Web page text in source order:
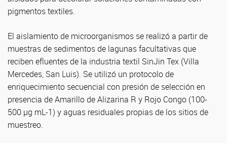
pigmentos textiles.
El aislamiento de microorganismos se realizó a partir de
muestras de sedimentos de lagunas facultativas que
reciben efluentes de la industria textil SinJin Tex (Villa
Mercedes, San Luis). Se utilizó un protocolo de
enriquecimiento secuencial con presión de selección en
presencia de Amarillo de Alizarina R y Rojo Congo (100-
500 µg mL-1) y aguas residuales propias de los sitios de
muestreo.